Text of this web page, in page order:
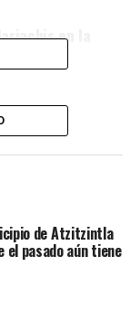
en la
de Atzitzintla
el pasado aún tiene